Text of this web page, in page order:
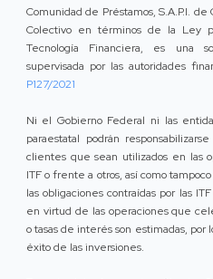
Comunidad de Préstamos, S.A.P.I.
Colectivo en términos de la Ley
Tecnología Financiera, es una
supervisada por las autoridades
P127/2021
Ni el Gobierno Federal ni las
paraestatal podrán
clientes que sean utilizados en las
ITF o frente a otros, así como
las obligaciones contraídas por las
en virtud de las operaciones que
o tasas de interés son estimadas,
éxito de las inversiones.